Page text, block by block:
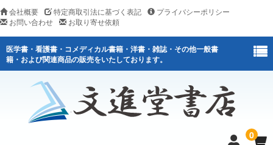
会社概要 特定商取引法に基づく表記
プライバシーポリシー
お問い合わせ
お取り寄せ依頼
医学書・看護書・コメディカル書籍・洋書・雑誌・その他一般書
籍・および関連商品の販売をいたしております。
0